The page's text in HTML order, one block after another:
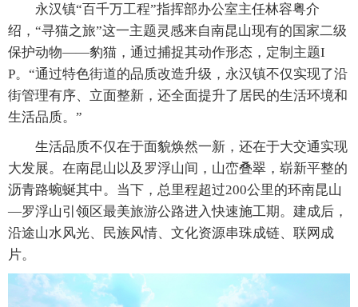
永汉镇“百千万工程”指挥部办公室主任林容粤介
绍，“寻猫之旅”这一主题灵感来自南昆山现有的国家二级
保护动物——豹猫，通过捕捉其动作形态，定制主题I
P。“通过特色街道的品质改造升级，永汉镇不仅实现了沿
街管理有序、立面整新，还全面提升了居民的生活环境和
生活品质。”
生活品质不仅在于面貌焕然一新，还在于大交通实现
大发展。在南昆山以及罗浮山间，山峦叠翠，崭新平整的
沥青路蜿蜒其中。当下，总里程超过200公里的环南昆山
—罗浮山引领区最美旅游公路进入快速施工期。建成后，
沿途山水风光、民族风情、文化资源串珠成链、联网成
片。